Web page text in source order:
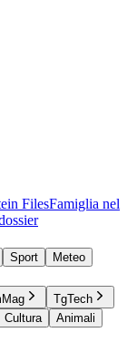
FilesFamiglia nel
Sport
Meteo
TgTech
Cultura
Animali